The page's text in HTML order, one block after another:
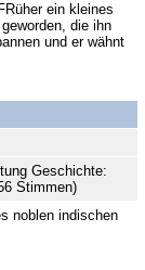
ein kleines
die ihn
und er wähnt
Geschichte:
Stimmen)
noblen indischen